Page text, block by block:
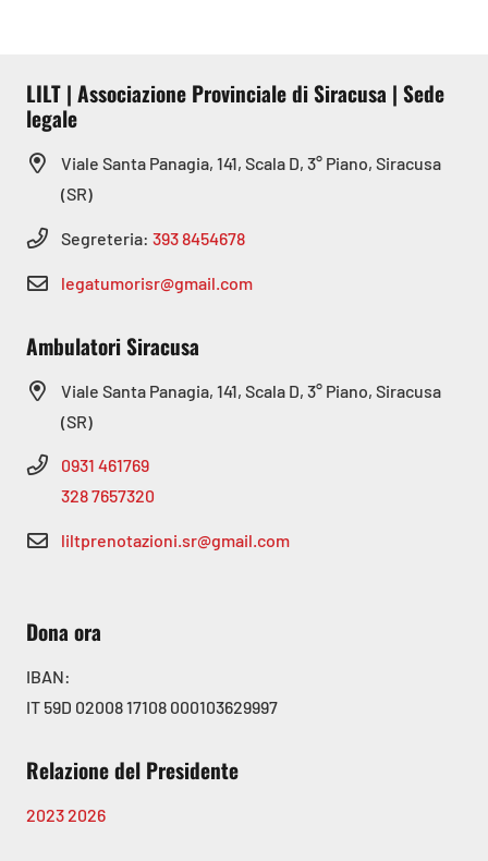
LILT | Associazione Provinciale di Siracusa | Sede
legale
Viale Santa Panagia, 141, Scala D, 3° Piano, Siracusa
(SR)
Segreteria: 393 8454678
legatumorisr@gmail.com
Ambulatori Siracusa
Viale Santa Panagia, 141, Scala D, 3° Piano, Siracusa
(SR)
0931 461769
328 7657320
liltprenotazioni.sr@gmail.com
Dona ora
IBAN:
IT 59D 02008 17108 000103629997
Relazione del Presidente
20232026